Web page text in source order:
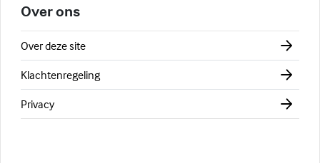
Over ons
Over deze site
Klachtenregeling
Privacy